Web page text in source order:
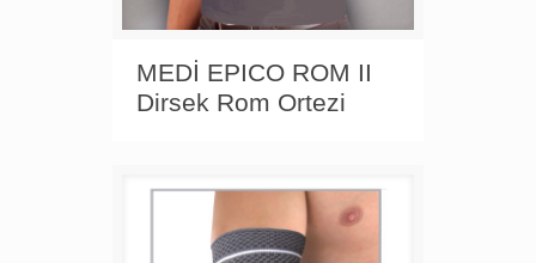
MEDİ EPICO ROM II
Dirsek Rom Ortezi